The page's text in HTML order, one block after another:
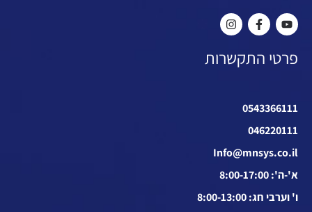
פרטי התקשרות
0543366111
046220111
Info@mnsys.co.il
א'-ה': 8:00-17:00
ו' וערבי חג: 8:00-13:00